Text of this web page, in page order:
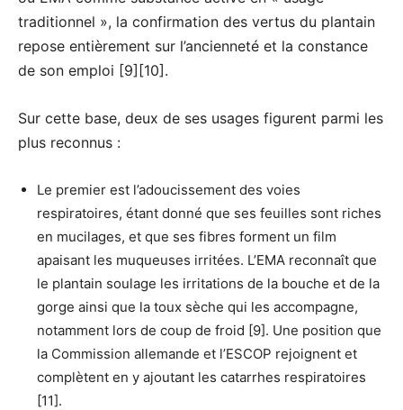
traditionnel », la confirmation des vertus du plantain
repose entièrement sur l’ancienneté et la constance
de son emploi [9][10].
Sur cette base, deux de ses usages figurent parmi les
plus reconnus :
Le premier est l’adoucissement des voies
respiratoires, étant donné que ses feuilles sont riches
en mucilages, et que ses fibres forment un film
apaisant les muqueuses irritées. L’EMA reconnaît que
le plantain soulage les irritations de la bouche et de la
gorge ainsi que la toux sèche qui les accompagne,
notamment lors de coup de froid [9]. Une position que
la Commission allemande et l’ESCOP rejoignent et
complètent en y ajoutant les catarrhes respiratoires
[11].